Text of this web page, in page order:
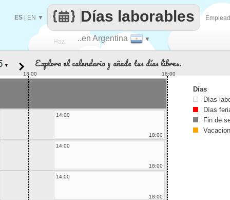
Haz ..en Argentina ▼
Días laborables
ES EN ▼
▼ Explora el calendario y añade tus días libres.
13:00 18:00
14:00
18:00
14:00
18:00
14:00
18:00
Días
Días
Días
Fin de